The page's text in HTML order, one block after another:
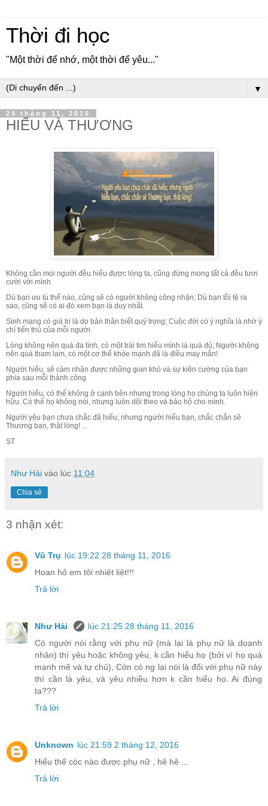
Thời đi học
"Một thời để nhớ, một thời để yêu..."
▼
24 tháng 11, 2016
HIỂU VÀ THƯƠNG
Không cần mọi người đều hiểu được lòng ta, cũng đừng mong tất cả đều tươi
cười với mình
Dù bạn ưu tú thế nào, cũng sẽ có người không công nhận; Dù bạn tồi tệ ra
sao, cũng sẽ có ai đó xem bạn là duy nhất.
Sinh mạng có giá trị là do bản thân biết quý trọng; Cuộc đời có ý nghĩa là nhờ ý
chí tiến thủ của mỗi người.
Lòng không nên quá đa tình, có một trái tim hiểu mình là quá đủ; Người không
nên quá tham lam, có một cơ thể khỏe mạnh đã là điều may mắn!
Người hiểu, sẽ cảm nhận được những gian khó và sự kiên cường của bạn
phía sau mỗi thành công
Người hiểu, có thể không ở cạnh bên nhưng trong lòng họ chúng ta luôn hiện
hữu. Có thể họ không nói, nhưng luôn dõi theo và bảo hộ cho mình.
Người yêu bạn chưa chắc đã hiểu; nhưng người hiểu bạn, chắc chắn sẽ
Thương bạn, thật lòng! ...
ST
Như Hải vào lúc 11:04
Chia sẻ
3 nhận xét:
Vũ Trụ lúc 19:22 28 tháng 11, 2016
Hoan hô em tôi nhiệt liệt!!!
Trả lời
Như Hải
lúc 21:25 28 tháng 11, 2016
Có người nói rằng với phụ nữ (mà lại là phụ nữ là doanh
nhân) thì yêu hoặc không yêu, k cần hiểu họ (bởi vì họ quá
mạnh mẽ và tự chủ), Còn có ng lại nói là đối với phụ nữ này
thì cần là yêu, và yêu nhiều hơn k cần hiểu họ. Ai đúng
ta???
Trả lời
Unknown lúc 21:59 2 tháng 12, 2016
Hiểu thế cóc nào được phụ nữ , hê hê ...
Trả lời